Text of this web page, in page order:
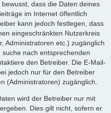
dass die Daten deines
im Internet öffentlich
kann jedoch festlegen, dass
eingeschränkten Nutzerkreis
Administratoren etc.) zugänglich
nach entsprechenden
den Betreiber. Die E-Mail-
jedoch nur für den Betreiber
(Administratoren) zugänglich.
wird der Betreiber nur mit
Dies gilt nicht, sofern er